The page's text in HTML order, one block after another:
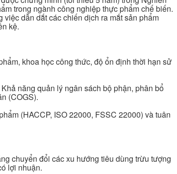
trong ngành công nghiệp thực phẩm chế biến.
dẫn dắt các chiến dịch ra mắt sản phẩm
kệ.
khoa học công thức, độ ổn định thời hạn sử
năng quản lý ngân sách bộ phận, phân bổ
(COGS).
(HACCP, ISO 22000, FSSC 22000) và tuân
chuyển đổi các xu hướng tiêu dùng trừu tượng
lợi nhuận.